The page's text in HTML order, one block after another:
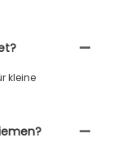
kleine